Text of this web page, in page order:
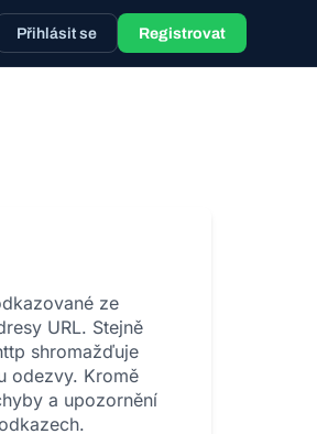
Přihlásit se Registrovat
ze
URL. Stejně
shromažďuje
odezvy. Kromě
a upozornění